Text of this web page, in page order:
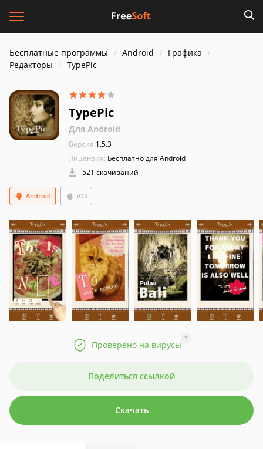
Бесплатные программы Android
Графика
Редакторы
TypePic
TypePic
Для Android
Версия:1.5.3
Лицензия: Бесплатно для Android
521 скачиваний
Android iOS
Проверено на вирусы
?
Поделиться ссылкой
Скачать